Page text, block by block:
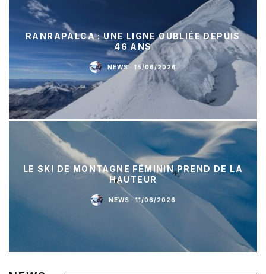
RANRAPALCA : UNE LIGNE OUBLIÉE DEPUIS
46 ANS
NEWS · 15/06/2026
LE SKI DE MONTAGNE FÉMININ PREND DE LA
HAUTEUR
NEWS · 11/06/2026